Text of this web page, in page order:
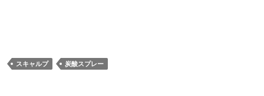
スキャルプ 炭酸スプレー